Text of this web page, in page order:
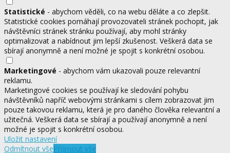
Statistické - abychom věděli, co na webu děláte a co zlepšit.
Statistické cookies pomáhají provozovateli stránek pochopit, jak
návštěvníci stránek stránku používají, aby mohl stránky
optimalizovat a nabídnout jim lepší zkušenost. Veškerá data se
sbírají anonymně a není možné je spojit s konkrétní osobou.
Marketingové - abychom vám ukazovali pouze relevantní
reklamu.
Marketingové cookies se používají ke sledování pohybu
návštěvníků napříč webovými stránkami s cílem zobrazovat jim
pouze takovou reklamu, která je pro daného člověka relevantní a
užitečná. Veškerá data se sbírají a používají anonymně a není
možné je spojit s konkrétní osobou.
Uložit nastavení
Odmítnout všePřijmout vše